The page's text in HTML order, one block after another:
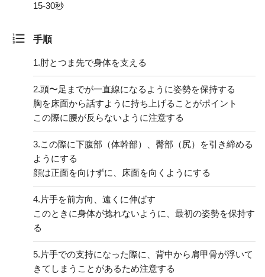
15-30秒
手順
1.肘とつま先で身体を支える
2.頭〜足までが一直線になるように姿勢を保持する
胸を床面から話すように持ち上げることがポイント
この際に腰が反らないように注意する
3.この際に下腹部（体幹部）、臀部（尻）を引き締める
ようにする
顔は正面を向けずに、床面を向くようにする
4. 片手を前方向、遠くに伸ばす
このときに身体が捻れないように、最初の姿勢を保持す
る
5. 片手での支持になった際に、背中から肩甲骨が浮いて
きてしまうことがあるため注意する